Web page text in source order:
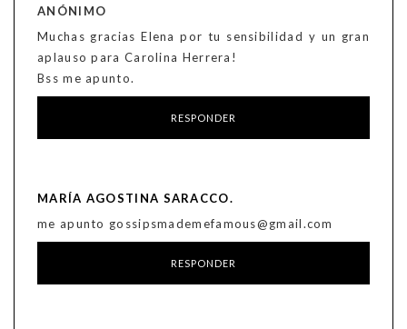
ANÓNIMO
Muchas gracias Elena por tu sensibilidad y un gran
aplauso para Carolina Herrera!
Bss me apunto.
RESPONDER
MARÍA AGOSTINA SARACCO.
me apunto gossipsmademefamous@gmail.com
RESPONDER